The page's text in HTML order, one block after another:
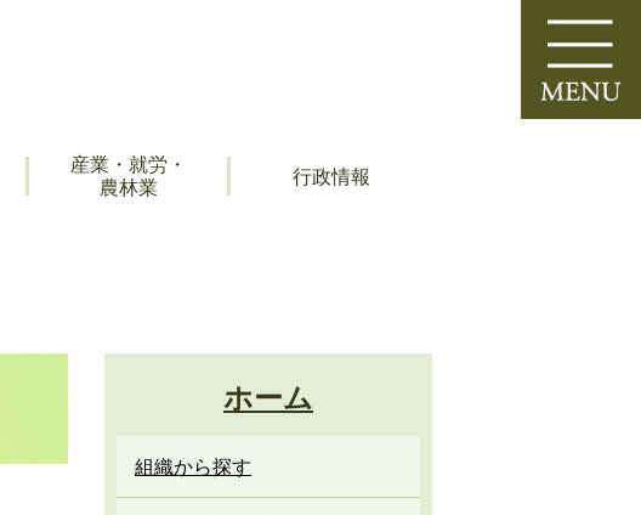
産業・就労・
農林業
行政情報
ホーム
組織から探す